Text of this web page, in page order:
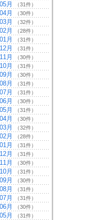
月 （31件）
月 （30件）
月 （32件）
月 （28件）
月 （31件）
月 （31件）
月 （30件）
月 （31件）
月 （30件）
月 （31件）
月 （31件）
月 （30件）
月 （31件）
月 （30件）
月 （32件）
月 （28件）
月 （31件）
月 （31件）
月 （30件）
月 （31件）
月 （30件）
月 （31件）
月 （31件）
月 （30件）
月 （31件）